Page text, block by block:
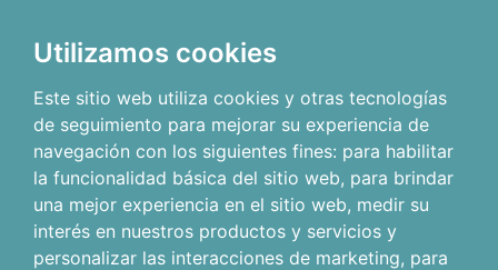
Utilizamos cookies
Este sitio web utiliza cookies y otras tecnologías
de seguimiento para mejorar su experiencia de
navegación con los siguientes fines: para habilitar
la funcionalidad básica del sitio web, para brindar
una mejor experiencia en el sitio web, medir su
interés en nuestros productos y servicios y
personalizar las interacciones de marketing, para